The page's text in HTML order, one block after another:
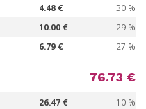
4.48 € 30 %
10.00 € 29 %
6.79 € 27 %
76.73 €
26.47 € 10 %